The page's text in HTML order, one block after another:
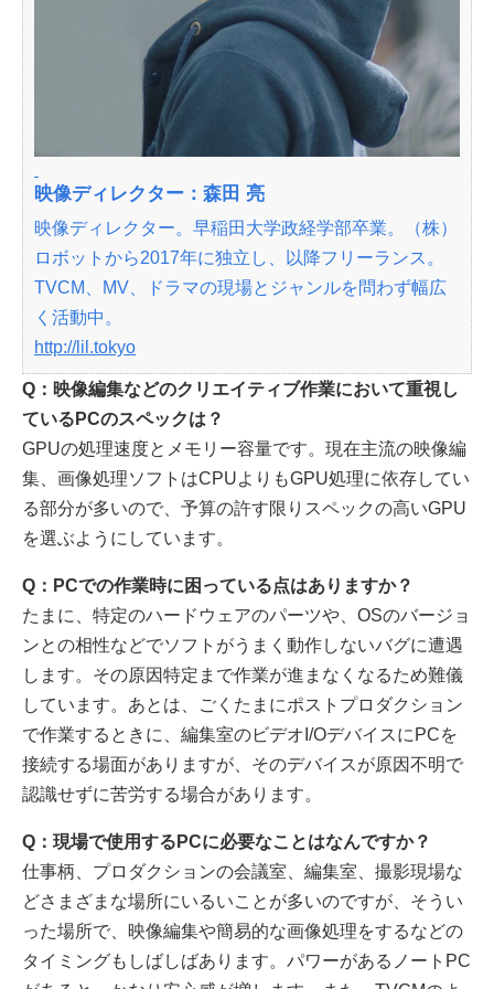
映像ディレクター：森田 亮
映像ディレクター。早稲田大学政経学部卒業。（株）
ロボットから2017年に独立し、以降フリーランス。
TVCM、MV、ドラマの現場とジャンルを問わず幅広
く活動中。
http://lil.tokyo
Q：映像編集などのクリエイティブ作業において重視し
ているPCのスペックは？
GPUの処理速度とメモリー容量です。現在主流の映像編
集、画像処理ソフトはCPUよりもGPU処理に依存してい
る部分が多いので、予算の許す限りスペックの高いGPU
を選ぶようにしています。
Q：PCでの作業時に困っている点はありますか？
たまに、特定のハードウェアのパーツや、OSのバージョ
ンとの相性などでソフトがうまく動作しないバグに遭遇
します。その原因特定まで作業が進まなくなるため難儀
しています。あとは、ごくたまにポストプロダクション
で作業するときに、編集室のビデオI/OデバイスにPCを
接続する場面がありますが、そのデバイスが原因不明で
認識せずに苦労する場合があります。
Q：現場で使用するPCに必要なことはなんですか？
仕事柄、プロダクションの会議室、編集室、撮影現場な
どさまざまな場所にいるいことが多いのですが、そうい
った場所で、映像編集や簡易的な画像処理をするなどの
タイミングもしばしばあります。パワーがあるノートPC